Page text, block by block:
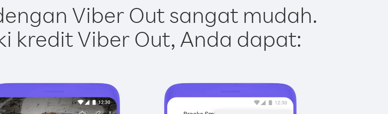
Viber Out sangat mudah.
kredit Viber Out, Anda dapat: